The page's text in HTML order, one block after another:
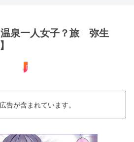
温泉一人女子？旅 弥生
日帰り
告が含まれています。